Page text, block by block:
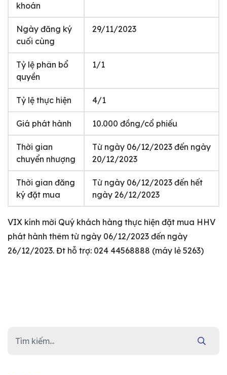
khoán
Ngày đăng ký
cuối cùng
29/11/2023
Tỷ lệ phân bổ
quyền
1/1
Tỷ lệ thực hiện 4/1
Giá phát hành 10.000 đồng/cổ phiếu
Thời gian
chuyển nhượng
Từ ngày 06/12/2023 đến ngày
20/12/2023
Thời gian đăng
ký đặt mua
Từ ngày 06/12/2023 đến hết
ngày 26/12/2023
VIX kính mời Quý khách hàng thực hiện đặt mua HHV
phát hành thêm từ ngày 06/12/2023 đến ngày
26/12/2023. Đt hỗ trợ: 024 44568888 (máy lẻ 5263)